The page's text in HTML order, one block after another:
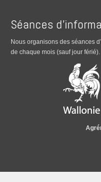
Séances
Nous organisons des séances
de chaque mois (sauf jour férié).